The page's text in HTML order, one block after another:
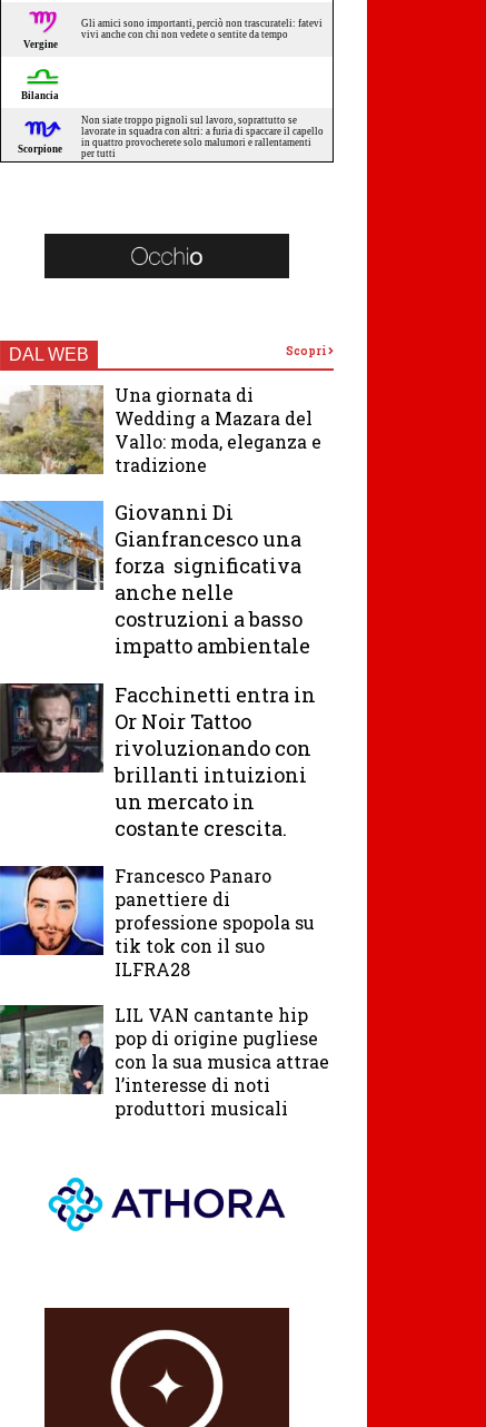
DAL WEB Scopri
Una giornata di
Wedding a Mazara del
Vallo: moda, eleganza e
tradizione
Giovanni Di
Gianfrancesco una
forza significativa
anche nelle
costruzioni a basso
impatto ambientale
Facchinetti entra in
Or Noir Tattoo
rivoluzionando con
brillanti intuizioni
un mercato in
costante crescita.
Francesco Panaro
panettiere di
professione spopola su
tik tok con il suo
ILFRA28
LIL VAN cantante hip
pop di origine pugliese
con la sua musica attrae
l’interesse di noti
produttori musicali